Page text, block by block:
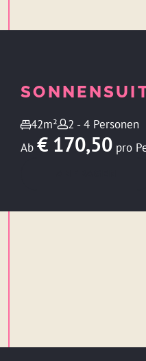
42m²
2 - 4 Personen
Ab € 170,50 pro